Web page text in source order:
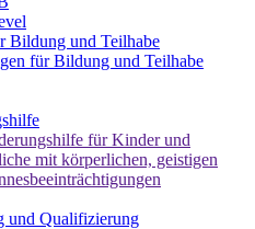
Bildung und Teilhabe
für Bildung und Teilhabe
für Kinder und
mit körperlichen, geistigen
und Qualifizierung